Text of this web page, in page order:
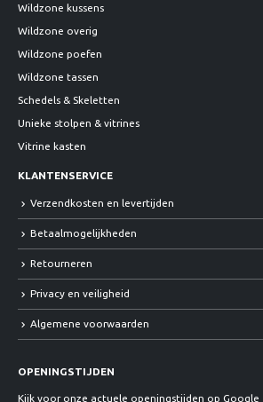
Wildzone kussens
Wildzone overig
Wildzone poefen
Wildzone tassen
Schedels & Skeletten
Unieke stolpen & vitrines
Vitrine kasten
KLANTENSERVICE
Verzendkosten en levertijden
Betaalmogelijkheden
Retourneren
Privacy en veiligheid
Algemene voorwaarden
OPENINGSTIJDEN
Kijk voor onze actuele openingstijden op Google